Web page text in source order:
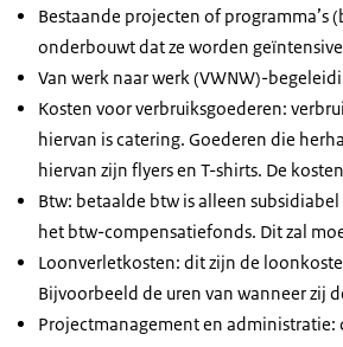
Bestaande projecten of
onderbouwt dat ze worden
Van werk naar werk (VWNW)-
Kosten voor verbruiksgoederen:
hiervan is catering. Goederen die
hiervan zijn flyers en T-shirts. De
Btw: betaalde btw is alleen
het btw-compensatiefonds. Dit zal
Loonverletkosten: dit zijn de
Bijvoorbeeld de uren van wanneer zij
Projectmanagement en administratie: